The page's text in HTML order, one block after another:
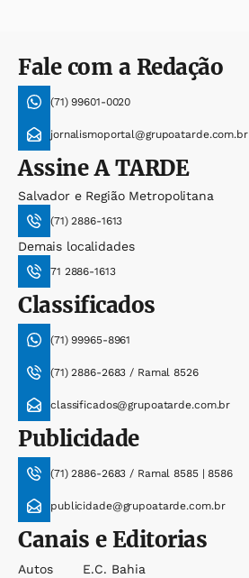
Fale com a Redação
(71) 99601-0020
jornalismoportal@grupoatarde.com.br
AssineA TARDE
Salvador e Região Metropolitana
(71) 2886-1613
Demais localidades
71 2886-1613
Classificados
(71) 99965-8961
(71) 2886-2683 / Ramal 8526
classificados@grupoatarde.com.br
Publicidade
(71) 2886-2683 / Ramal 8585 | 8586
publicidade@grupoatarde.com.br
Canais e Editorias
Autos
E.c. Bahia